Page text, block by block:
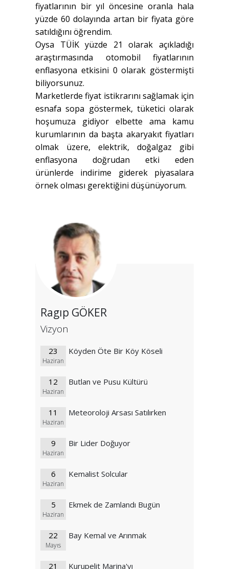
fiyatlarının bir yıl öncesine oranla hala
yüzde 60 dolayında artan bir fiyata göre
satıldığını öğrendim.
Oysa TÜİK yüzde 21 olarak açıkladığı
araştırmasında otomobil fiyatlarının
enflasyona etkisini 0 olarak göstermişti
biliyorsunuz.
Marketlerde fiyat istikrarını sağlamak için
esnafa sopa göstermek, tüketici olarak
hoşumuza gidiyor elbette ama kamu
kurumlarının da başta akaryakıt fiyatları
olmak üzere, elektrik, doğalgaz gibi
enflasyona doğrudan etki eden
ürünlerde indirime giderek piyasalara
örnek olması gerektiğini düşünüyorum.
Ragıp GÖKER
Vizyon
23
Haziran
Köyden Öte Bir Köy Köseli
12
Haziran
Butlan ve Pusu Kültürü
11
Haziran
Meteoroloji Arsası Satılırken
9
Haziran
Bir Lider Doğuyor
6
Haziran
Kemalist Solcular
5
Haziran
Ekmek de Zamlandı Bugün
22
Mayıs
Bay Kemal ve Arınmak
21
Kurupelit Marina'yı